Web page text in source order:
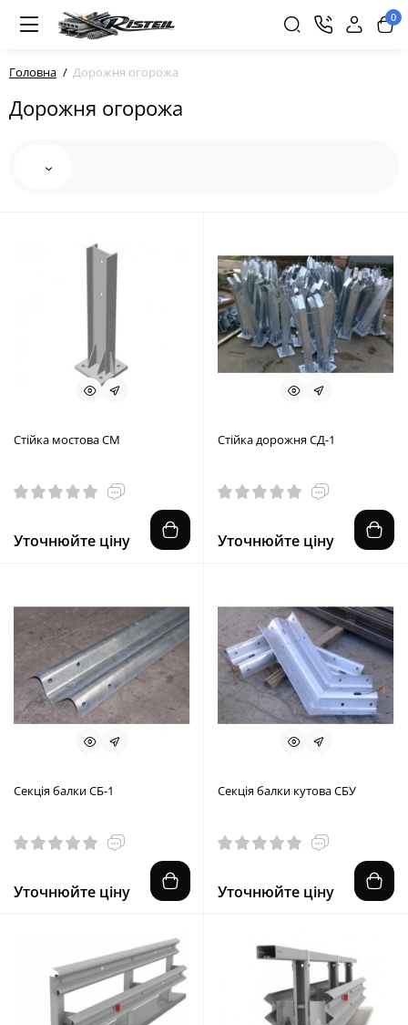
0
Головна Дорожня огорожа
Дорожня огорожа
Стійка мостова СМ
Уточнюйте ціну
Стійка дорожня СД-1
Уточнюйте ціну
Секція балки СБ-1
Уточнюйте ціну
Секція балки кутова СБУ
Уточнюйте ціну